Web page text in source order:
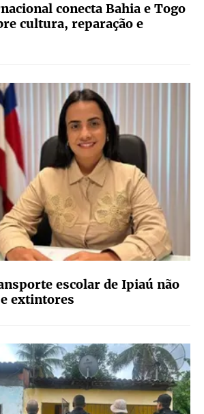
conecta Bahia e Togo
cultura, reparação e
escolar de Ipiaú não
extintores